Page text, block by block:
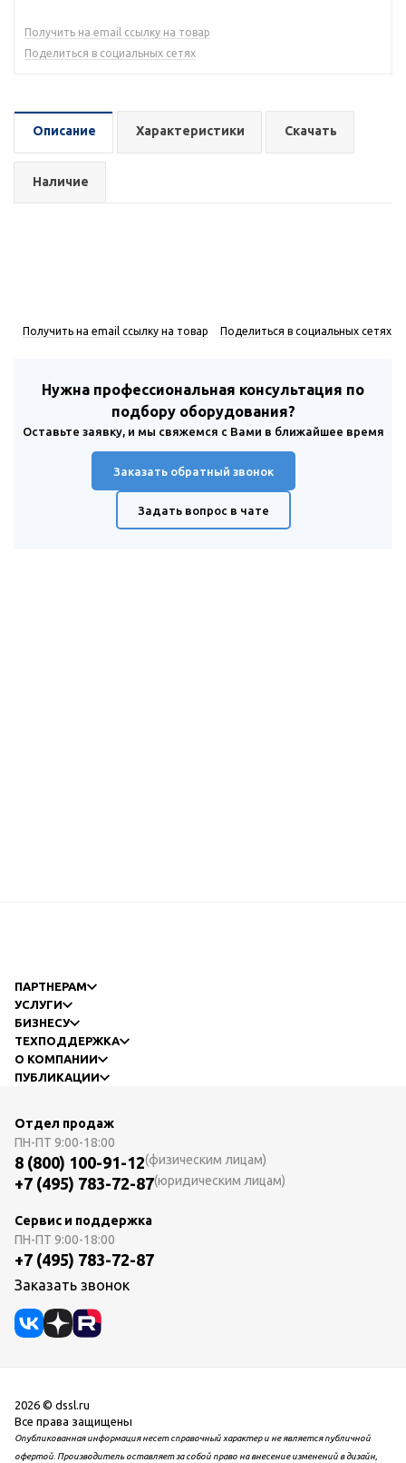
Получить на email ссылку на товар
Поделиться в социальных сетях
Описание Характеристики Скачать
Наличие
Получить на email ссылку на товар Поделиться в социальных сетях
Нужна профессиональная консультация по
подбору оборудования?
Оставьте заявку, и мы свяжемся с Вами в ближайшее время
Заказать обратный звонок
Задать вопрос в чате
ПАРТНЕРАМ
УСЛУГИ
БИЗНЕСУ
ТЕХПОДДЕРЖКА
О КОМПАНИИ
ПУБЛИКАЦИИ
Отдел продаж
ПН-ПТ 9:00-18:00
8 (800) 100-91-12(физическим лицам)
+7 (495) 783-72-87(юридическим лицам)
Сервис и поддержка
ПН-ПТ 9:00-18:00
+7 (495) 783-72-87
Заказать звонок
2026 © dssl.ru
Все права защищены
Опубликованная информация несет справочный характер и не является публичной
офертой. Производитель оставляет за собой право на внесение изменений в дизайн,